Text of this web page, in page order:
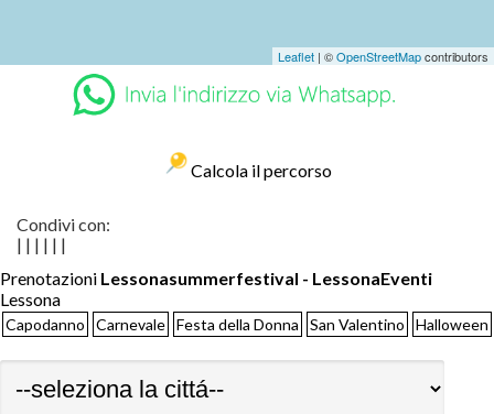
Leaflet | ©OpenStreetMapcontributors
Calcola il percorso
Condivi con:
| | | | | |
Prenotazioni Lessonasummerfestival - LessonaEventi
Lessona
Capodanno Carnevale Festa della Donna San Valentino Halloween